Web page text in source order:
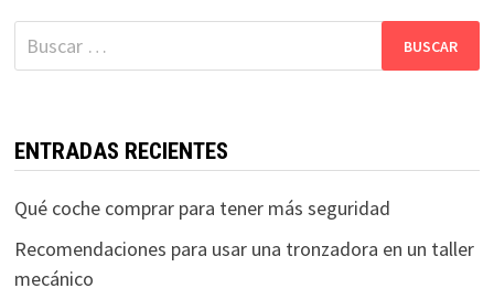
Buscar:
ENTRADAS RECIENTES
Qué coche comprar para tener más seguridad
Recomendaciones para usar una tronzadora en un taller
mecánico